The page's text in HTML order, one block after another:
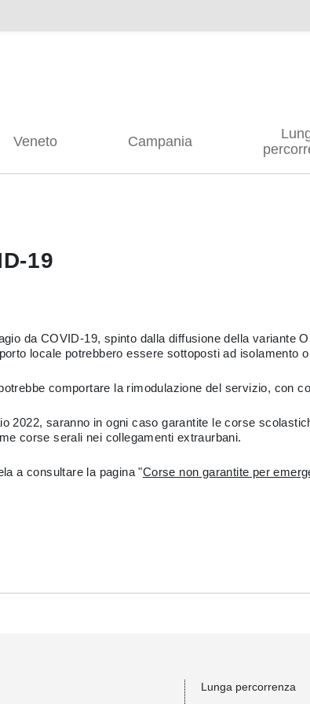
Veneto Campania
19
da COVID-19, spinto dalla diffusione della variante
locale potrebbero essere sottoposti ad isolamento
comportare la rimodulazione del servizio, con
2022, saranno in ogni caso garantite le corse
corse serali nei collegamenti extraurbani.
a consultare la pagina "Corse non garantite per
Lunga percorrenza